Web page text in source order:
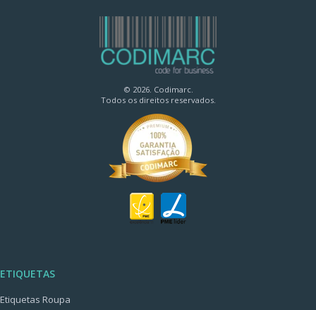
© 2026. Codimarc.
Todos os direitos reservados.
ETIQUETAS
Etiquetas Roupa